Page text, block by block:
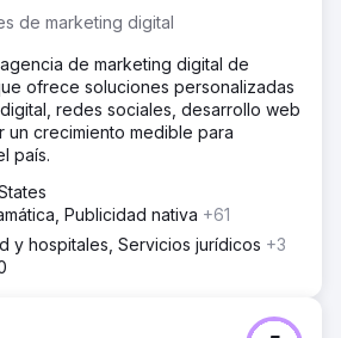
de marketing digital
de marketing digital de
ofrece soluciones personalizadas
redes sociales, desarrollo web
un crecimiento medible para
país.
Publicidad nativa +61
y hospitales, Servicios jurídicos +3